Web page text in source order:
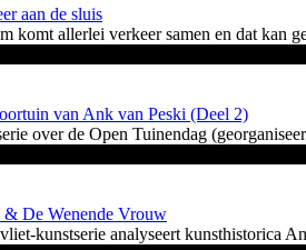
aan de sluis
komt allerlei verkeer samen en dat kan
van Ank van Peski (Deel 2)
over de Open Tuinendag
De Wenende Vrouw
kunstserie analyseert kunsthistorica